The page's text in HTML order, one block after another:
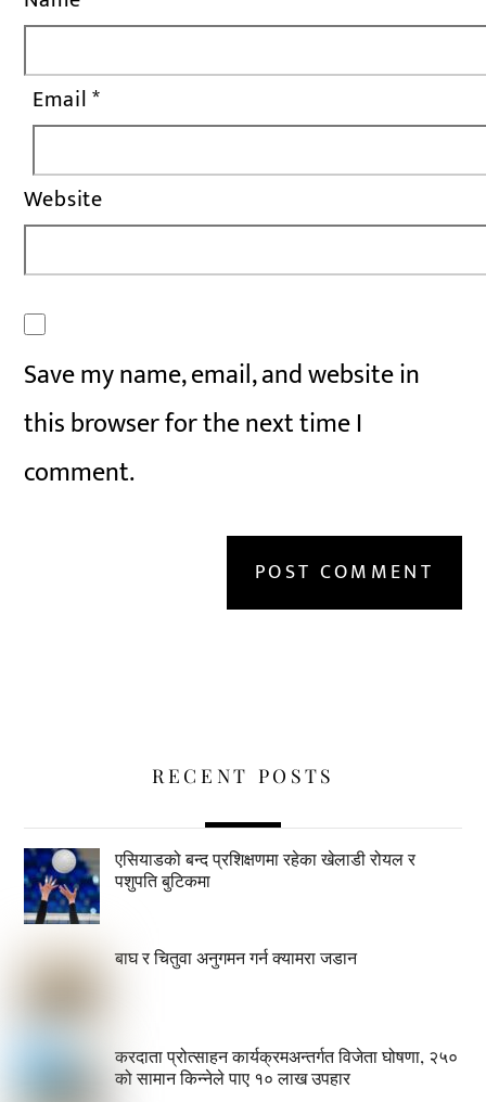
Email*
Website
Save my name, email, and website in
this browser for the next time I
comment.
RECENT POSTS
एसियाडको बन्द प्रशिक्षणमा रहेका खेलाडी रोयल र
पशुपति बुटिकमा
बाघ र चितुवा अनुगमन गर्न क्यामरा जडान
करदाता प्रोत्साहन कार्यक्रमअन्तर्गत विजेता घोषणा, २५०
को सामान किन्नेले पाए १० लाख उपहार